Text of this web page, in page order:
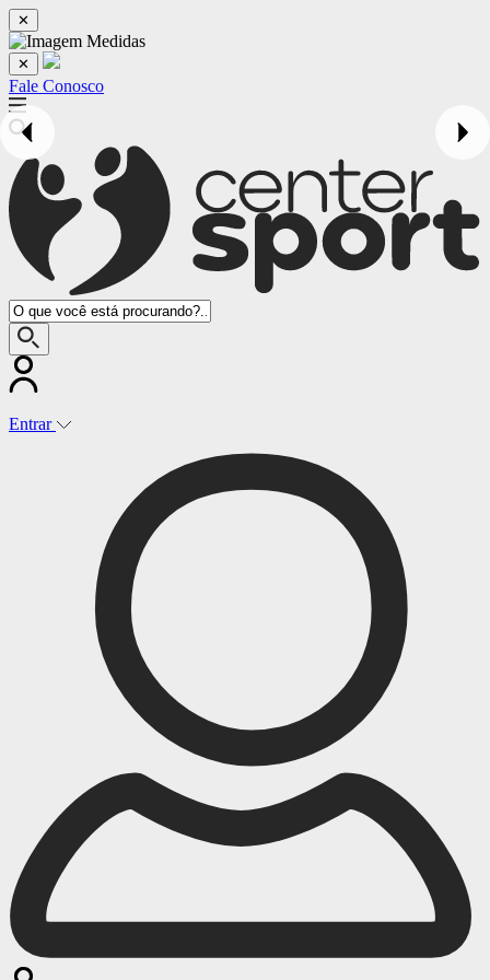
✕
✕
Fale Conosco
Entrar